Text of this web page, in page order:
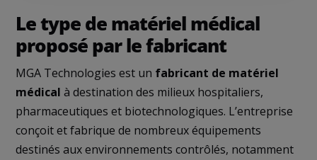
Le type de matériel médical
proposé par le fabricant
MGA Technologies est un fabricant de matériel
médical à destination des milieux hospitaliers,
pharmaceutiques et biotechnologiques. L’entreprise
conçoit et fabrique de nombreux équipements
destinés aux environnements contrôlés, notamment